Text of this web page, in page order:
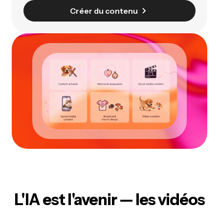
Créer du contenu
L'IA est l'avenir— les vidéos